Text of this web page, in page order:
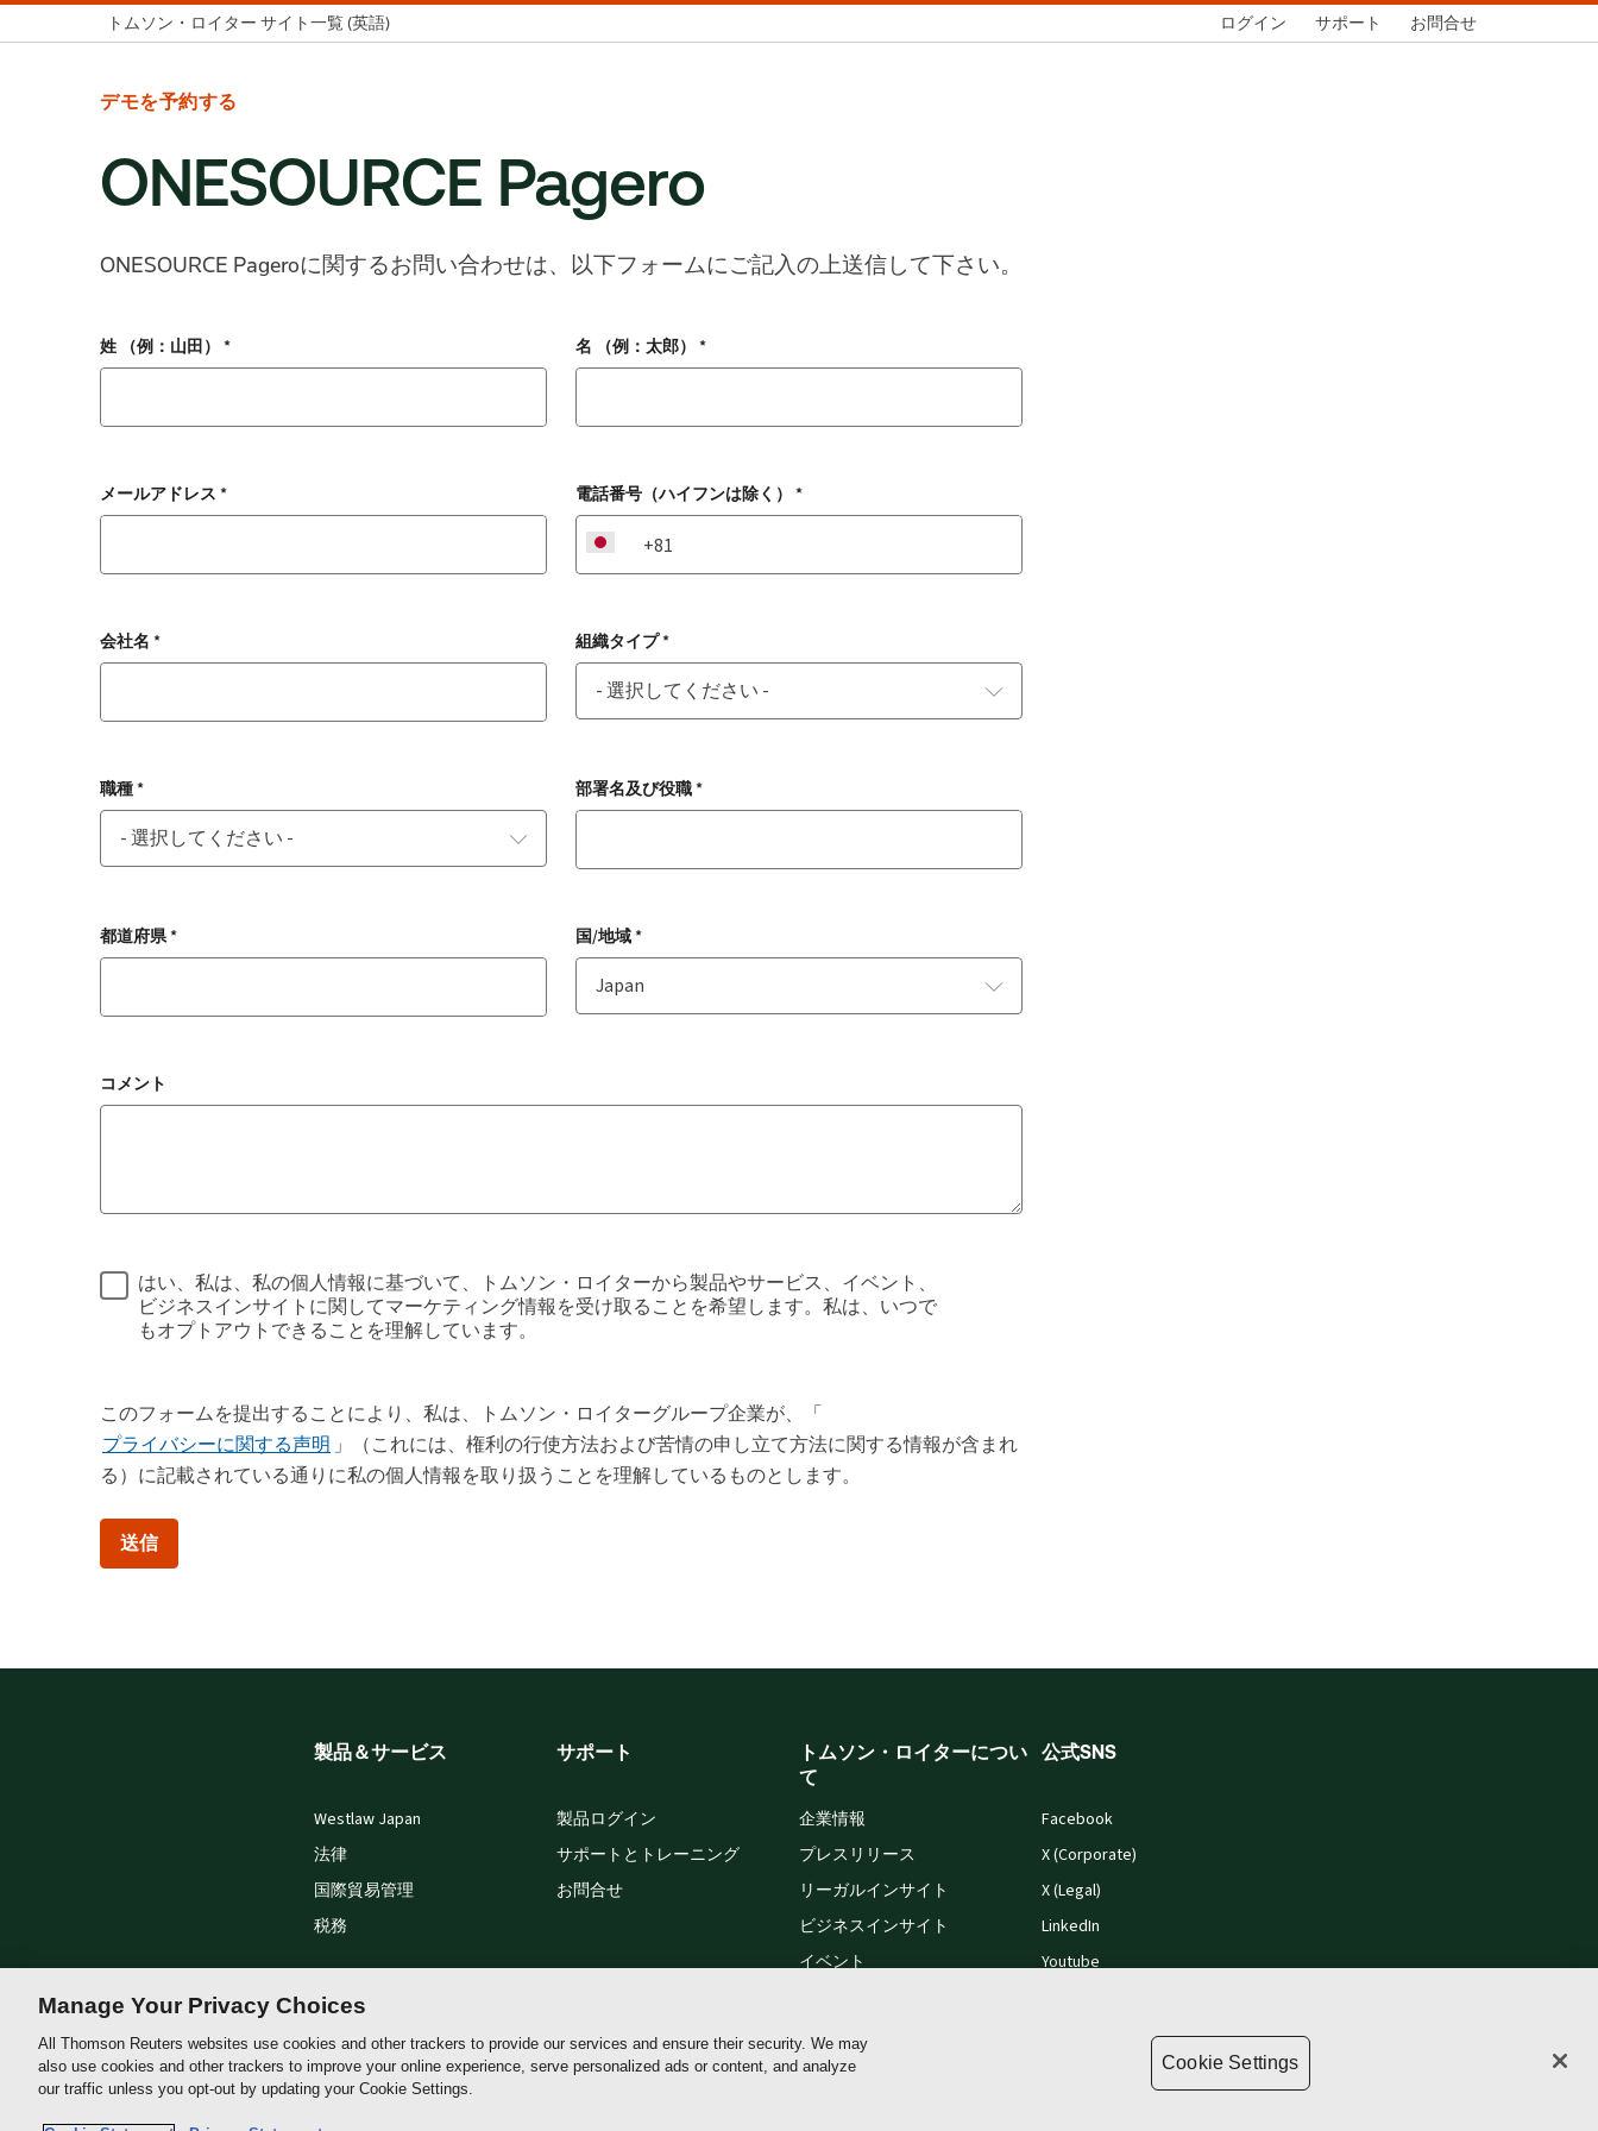
トムソン・ロイター サイト一覧 (英語) ログイン サポート お問合せ
デモを予約する
ONESOURCE Pagero
ONESOURCE Pageroに関するお問い合わせは、以下フォームにご記入の上送信して下さい。
姓 （例：山田） * 名 （例：太郎） *
メールアドレス * 電話番号（ハイフンは除く） *
JP
会社名 * 組織タイプ *
職種 * 部署名及び役職 *
都道府県 * 国/地域 *
コメント
はい、私は、私の個人情報に基づいて、トムソン・ロイターから製品やサービス、イベント、
ビジネスインサイトに関してマーケティング情報を受け取ることを希望します。私は、いつで
もオプトアウトできることを理解しています。
このフォームを提出することにより、私は、トムソン・ロイターグループ企業が、「
プライバシーに関する声明 」（これには、権利の行使方法および苦情の申し立て方法に関する情報が含まれ
る）に記載されている通りに私の個人情報を取り扱うことを理解しているものとします。
送信
製品＆サービス
Westlaw Japan
法律
国際貿易管理
税務
サポート
製品ログイン
サポートとトレーニング
お問合せ
トムソン・ロイターについ
て
企業情報
プレスリリース
リーガルインサイト
ビジネスインサイト
イベント
公式SNS
Facebook
X (Corporate)
X (Legal)
LinkedIn
Youtube
Thomson
Manage Your Privacy Choices
All Thomson Reuters websites use cookies and other trackers to provide our services and ensure their security. We may
also use cookies and other trackers to improve your online experience, serve personalized ads or content, and analyze
our traffic unless you opt-out by updating your Cookie Settings.
Cookie Settings